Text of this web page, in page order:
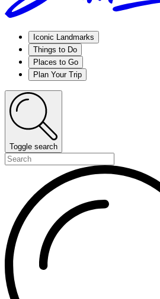
Iconic Landmarks
Things to Do
Places to Go
Plan Your Trip
Toggle search